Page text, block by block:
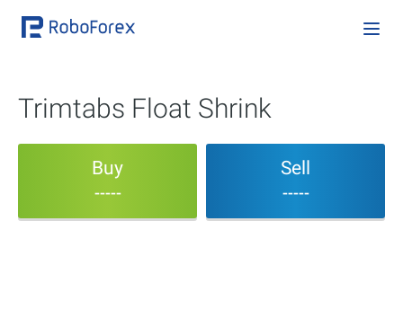
Trimtabs Float Shrink
Buy
-----
Sell
-----